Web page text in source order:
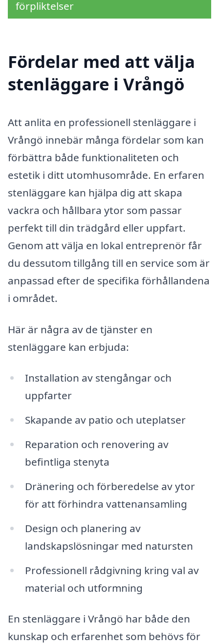
förpliktelser
Fördelar med att välja
stenläggare i Vrångö
Att anlita en professionell stenläggare i
Vrångö innebär många fördelar som kan
förbättra både funktionaliteten och
estetik i ditt utomhusområde. En erfaren
stenläggare kan hjälpa dig att skapa
vackra och hållbara ytor som passar
perfekt till din trädgård eller uppfart.
Genom att välja en lokal entreprenör får
du dessutom tillgång till en service som är
anpassad efter de specifika förhållandena
i området.
Här är några av de tjänster en
stenläggare kan erbjuda:
Installation av stengångar och
uppfarter
Skapande av patio och uteplatser
Reparation och renovering av
befintliga stenyta
Dränering och förberedelse av ytor
för att förhindra vattenansamling
Design och planering av
landskapslösningar med natursten
Professionell rådgivning kring val av
material och utformning
En stenläggare i Vrångö har både den
kunskap och erfarenhet som behövs för